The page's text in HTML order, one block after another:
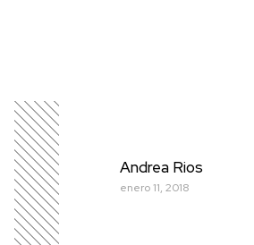
Andrea Rios
enero 11, 2018